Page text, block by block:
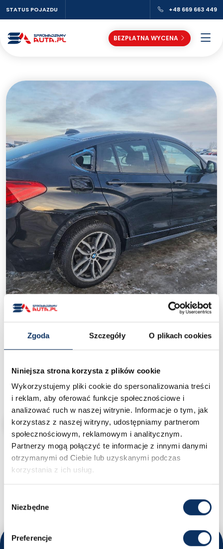
Zgoda Szczegóły O plikach cookies
Niniejsza strona korzysta z plików cookie
Wykorzystujemy pliki cookie do spersonalizowania treści
i reklam, aby oferować funkcje społecznościowe i
analizować ruch w naszej witrynie. Informacje o tym, jak
korzystasz z naszej witryny, udostępniamy partnerom
społecznościowym, reklamowym i analitycznym.
Partnerzy mogą połączyć te informacje z innymi danymi
otrzymanymi od Ciebie lub uzyskanymi podczas
korzystania z ich usług.
zgody
Niezbędne
Preferencje
STATUS POJAZDU +48 669 663 449
BEZPŁATNA WYCENA
‹ ›
BMW X4 F26(2015-2018)
Cena od:35 000 złpod dom
CHCĘ SPROWADZIĆ PODOBNY
MASZ PYTANIA?
Nikodem - Specjalista ds. importu samochodów
+48 669 663 449